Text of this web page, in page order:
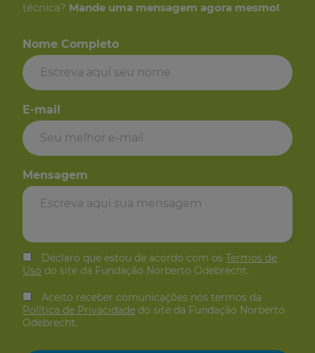
técnica? Mande uma mensagemagora mesmo!
Nome Completo
E-mail
Mensagem
Declaro que estou de acordo com osTermos de
Uso do site da Fundação Norberto Odebrecht.
Aceito receber comunicações nos termos da
Política de Privacidade do site da Fundação Norberto
Odebrecht.